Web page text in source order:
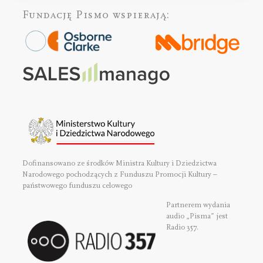
Fundację Pismo wspierają:
Dofinansowano ze środków Ministra Kultury i Dziedzictwa
Narodowego pochodzących z Funduszu Promocji Kultury –
państwowego funduszu celowego
Partnerem wydania
audio „Pisma” jest
Radio 357.